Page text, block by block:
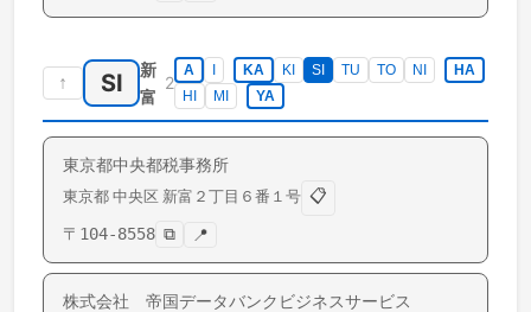
↑ SI
新
富
2
A KA KI SI TU TO NI
HA
HI
MI YA
東京都中央都税事務所
東京都 中央区 新富 ２丁目６番１号 📋
〒 104-8558 ⧉ 📍
株式会社 帝国データバンクビジネスサービス